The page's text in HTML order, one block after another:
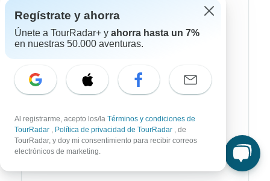
Latin América
América del Sur
Marruecos
Bali
China
Regístrate y ahorra
Únete a TourRadar+ y ahorra hasta un 7%
en nuestras 50.000 aventuras.
Al registrarme, acepto los/la Términos y condiciones de
TourRadar , Política de privacidad de TourRadar , de
TourRadar, y doy mi consentimiento para recibir correos
electrónicos de marketing.